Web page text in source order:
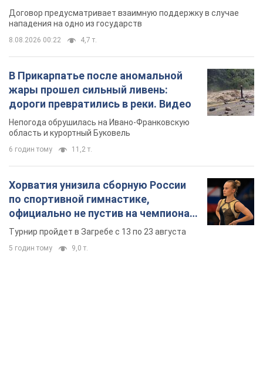
Договор предусматривает взаимную поддержку в случае
нападения на одно из государств
8.08.2026 00:22 4,7 т.
В Прикарпатье после аномальной
жары прошел сильный ливень:
дороги превратились в реки. Видео
Непогода обрушилась на Ивано-Франковскую
область и курортный Буковель
6 годин тому 11,2 т.
Хорватия унизила сборную России
по спортивной гимнастике,
официально не пустив на чемпионат
Европы основных спортсменов
Турнир пройдет в Загребе с 13 по 23 августа
5 годин тому 9,0 т.